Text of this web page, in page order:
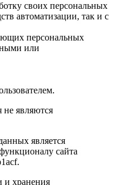
своих персональных
автоматизации, так и с
персональных
или
не являются
является
сайта
и хранения